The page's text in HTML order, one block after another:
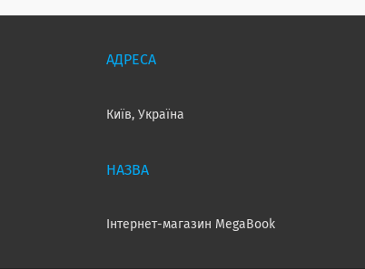
Київ, Україна
Інтернет-магазин MegaBook